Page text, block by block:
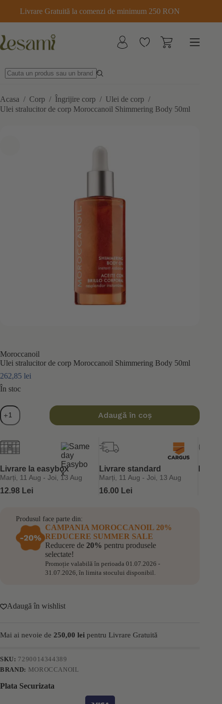
conținut
Livrare Gratuită la comenzi de minimum 250 RON
Acasa / Corp / Îngrijire corp / Ulei de corp /
Ulei stralucitor de corp Moroccanoil Shimmering Body 50ml
Moroccanoil
Ulei stralucitor de corp Moroccanoil Shimmering Body 50ml
262,85 lei
În stoc
Cantitate
Ulei
stralucitor
corp
Moroccanoil
Body
50ml
Adaugă în coș
Livrare la easybox
Marți, 11 Aug - Joi, 13 Aug
12.98 Lei
Livrare standard
Marți, 11 Aug - Joi, 13 Aug
16.00 Lei
Produsul face parte din:
CAMPANIA MOROCCANOIL 20%
REDUCERE SUMMER SALE
Reducere de 20% pentru produsele
selectate!
Promoție valabilă în perioada 01.07.2026 -
31.07.2026, în limita stocului disponibil.
Adaugă în wishlist
Mai ai nevoie de 250,00 lei pentru Livrare Gratuită
SKU: 7290014344389
BRAND: MOROCCANOIL
Plata Securizata